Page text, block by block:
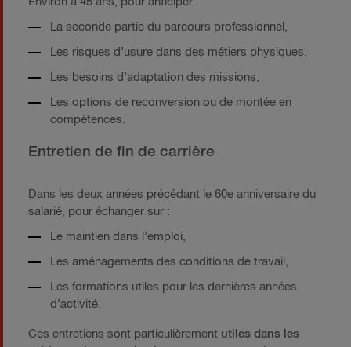
La seconde partie du parcours professionnel,
Les risques d’usure dans des métiers physiques,
Les besoins d’adaptation des missions,
Les options de reconversion ou de montée en
compétences.
Entretien de fin de carrière
Dans les deux années précédant le 60e anniversaire du
salarié, pour échanger sur :
Le maintien dans l’emploi,
Les aménagements des conditions de travail,
Les formations utiles pour les dernières années
d’activité.
Ces entretiens sont particulièrement utiles dans les